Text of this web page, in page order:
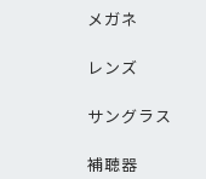
メガネ
レンズ
サングラス
補聴器